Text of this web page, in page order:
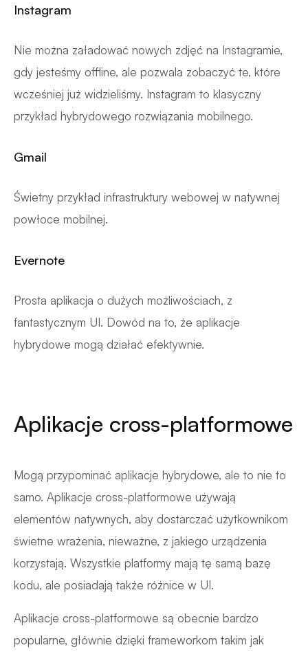
Instagram
Nie można załadować nowych zdjęć na Instagramie,
gdy jesteśmy offline, ale pozwala zobaczyć te, które
wcześniej już widzieliśmy. Instagram to klasyczny
przykład hybrydowego rozwiązania mobilnego.
Gmail
Świetny przykład infrastruktury webowej w natywnej
powłoce mobilnej.
Evernote
Prosta aplikacja o dużych możliwościach, z
fantastycznym UI. Dowód na to, że aplikacje
hybrydowe mogą działać efektywnie.
Aplikacje cross-platformowe
Mogą przypominać aplikacje hybrydowe, ale to nie to
samo. Aplikacje cross-platformowe używają
elementów natywnych, aby dostarczać użytkownikom
świetne wrażenia, nieważne, z jakiego urządzenia
korzystają. Wszystkie platformy mają tę samą bazę
kodu, ale posiadają także różnice w UI.
Aplikacje cross-platformowe są obecnie bardzo
popularne, głównie dzięki frameworkom takim jak